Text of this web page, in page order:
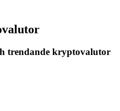
trendande kryptovalutor